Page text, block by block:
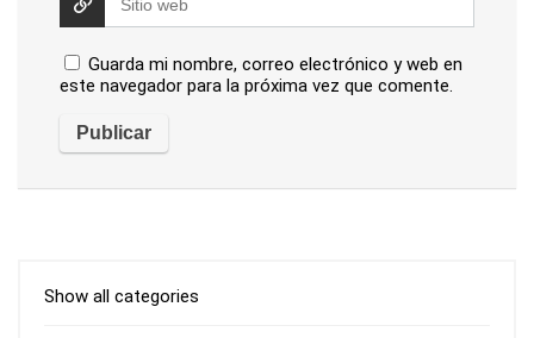
Guarda mi nombre, correo electrónico y web en
este navegador para la próxima vez que comente.
Show all categories